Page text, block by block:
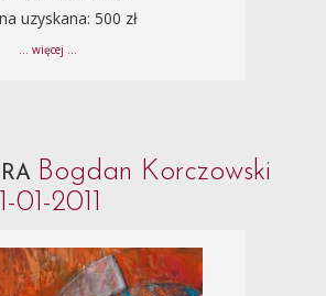
uzyskana: 500 zł
... więcej ...
Bogdan Korczowski
01-2011